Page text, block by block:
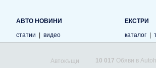
АВТО НОВИНИ
статии
видео
ЕКСТРИ
каталог
Автокъщи 10 017 Обяви в